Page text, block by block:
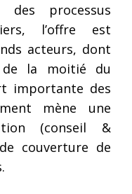
processus
l’offre est
acteurs, dont
la moitié du
importante des
mène une
(conseil &
couverture de